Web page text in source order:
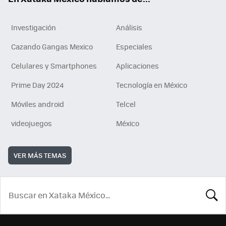
Investigación
Análisis
Cazando Gangas Mexico
Especiales
Celulares y Smartphones
Aplicaciones
Prime Day 2024
Tecnología en México
Móviles android
Telcel
videojuegos
México
VER MÁS TEMAS